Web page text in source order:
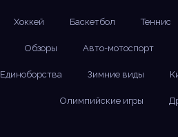
Хоккей Баскетбол Теннис
Обзоры Авто-мотоспорт
Единоборства Зимние виды
Олимпийские игры